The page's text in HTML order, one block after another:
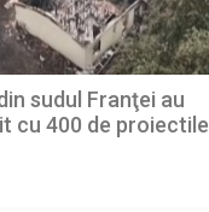
sudul Franţei au
cu 400 de proiectile